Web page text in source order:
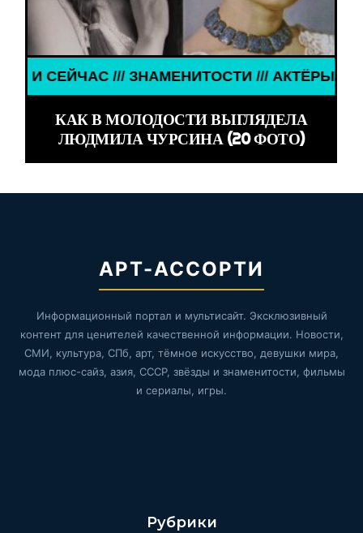
АКТЁРЫ ТОГДА И СЕЙЧАС ///
КАК В МОЛОДОСТИ ВЫГЛЯДЕЛА
ЛЮДМИЛА ЧУРСИНА (20 ФОТО)
АРТ-АССОРТИ
Информационный портал и мультисайт. Эксклюзивный
контент для ценителей качественной информации. Новости,
СМИ, культура, СПб, арт, тёмное искусство, девушки мира,
мода плюс-сайз, азия, СССР, звёзды и знаменитости, фильмы
и сериалы, игры.
Рубрики